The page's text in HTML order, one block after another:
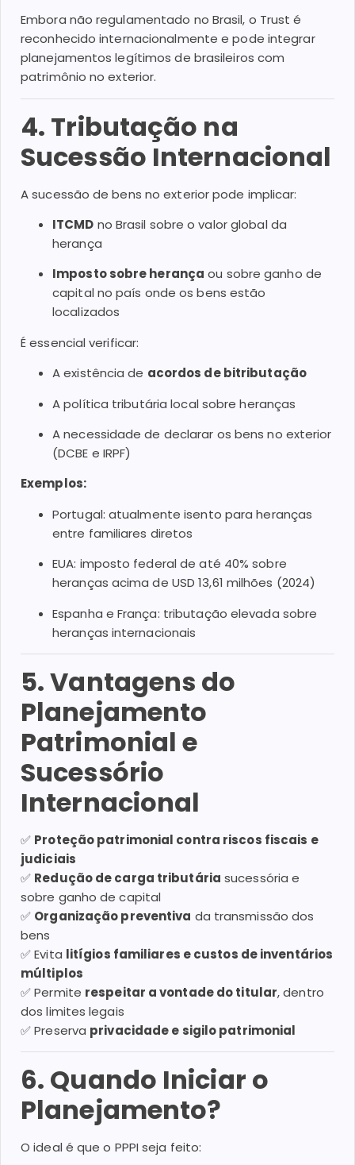
Embora não regulamentado no Brasil, o Trust é
reconhecido internacionalmente e pode integrar
planejamentos legítimos de brasileiros com
patrimônio no exterior.
4. Tributação na
Sucessão Internacional
A sucessão de bens no exterior pode implicar:
ITCMD no Brasil sobre o valor global da
herança
Imposto sobre herança ou sobre ganho de
capital no país onde os bens estão
localizados
É essencial verificar:
A existência de acordos de bitributação
A política tributária local sobre heranças
A necessidade de declarar os bens no exterior
(DCBE e IRPF)
Exemplos:
Portugal: atualmente isento para heranças
entre familiares diretos
EUA: imposto federal de até 40% sobre
heranças acima de USD 13,61 milhões (2024)
Espanha e França: tributação elevada sobre
heranças internacionais
5. Vantagens do
Planejamento
Patrimonial e
Sucessório
Internacional
✅ Proteção patrimonial contra riscos fiscais e
judiciais
✅ Redução de carga tributária sucessória e
sobre ganho de capital
✅ Organização preventiva da transmissão dos
bens
✅ Evita litígios familiares e custos de inventários
múltiplos
✅ Permite respeitar a vontade do titular, dentro
dos limites legais
✅ Preserva privacidade e sigilo patrimonial
6. Quando Iniciar o
Planejamento?
O ideal é que o PPPI seja feito: